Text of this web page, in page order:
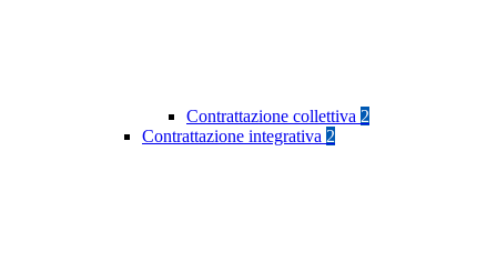
Contrattazione collettiva 2
Contrattazione integrativa 2